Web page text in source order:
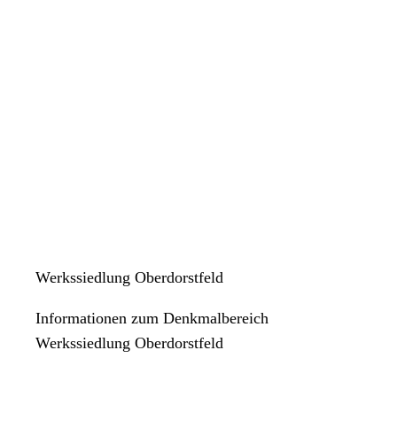
Werkssiedlung Oberdorstfeld
Informationen zum Denkmalbereich
Werkssiedlung Oberdorstfeld